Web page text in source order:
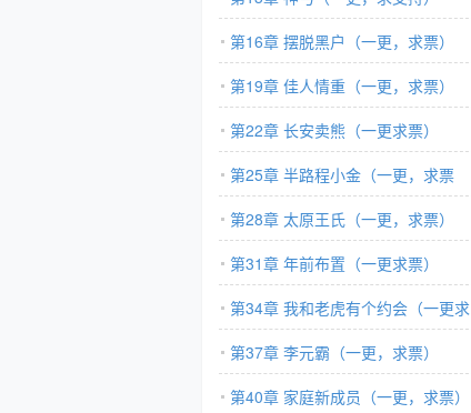
第16章 摆脱黑户（一更，求票）
第19章 佳人情重（一更，求票）
第22章 长安卖熊（一更求票）
第25章 半路程小金（一更，求票
票）
第28章 太原王氏（一更，求票）
第31章 年前布置（一更求票）
第34章 我和老虎有个约会（一更求
票）
第37章 李元霸（一更，求票）
第40章 家庭新成员（一更，求票）